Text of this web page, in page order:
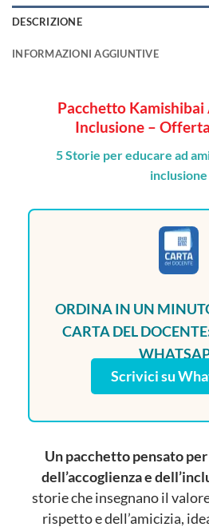
DESCRIZIONE
INFORMAZIONI AGGIUNTIVE
Pacchetto Kamishibai
Inclusione –
5 Storie per educare ad
inclusione
ORDINA IN UN
CARTA DEL
Scrivici su
Un pacchetto pensato
dell’accoglienza e
storie che insegnano il
rispetto e dell’amicizia,